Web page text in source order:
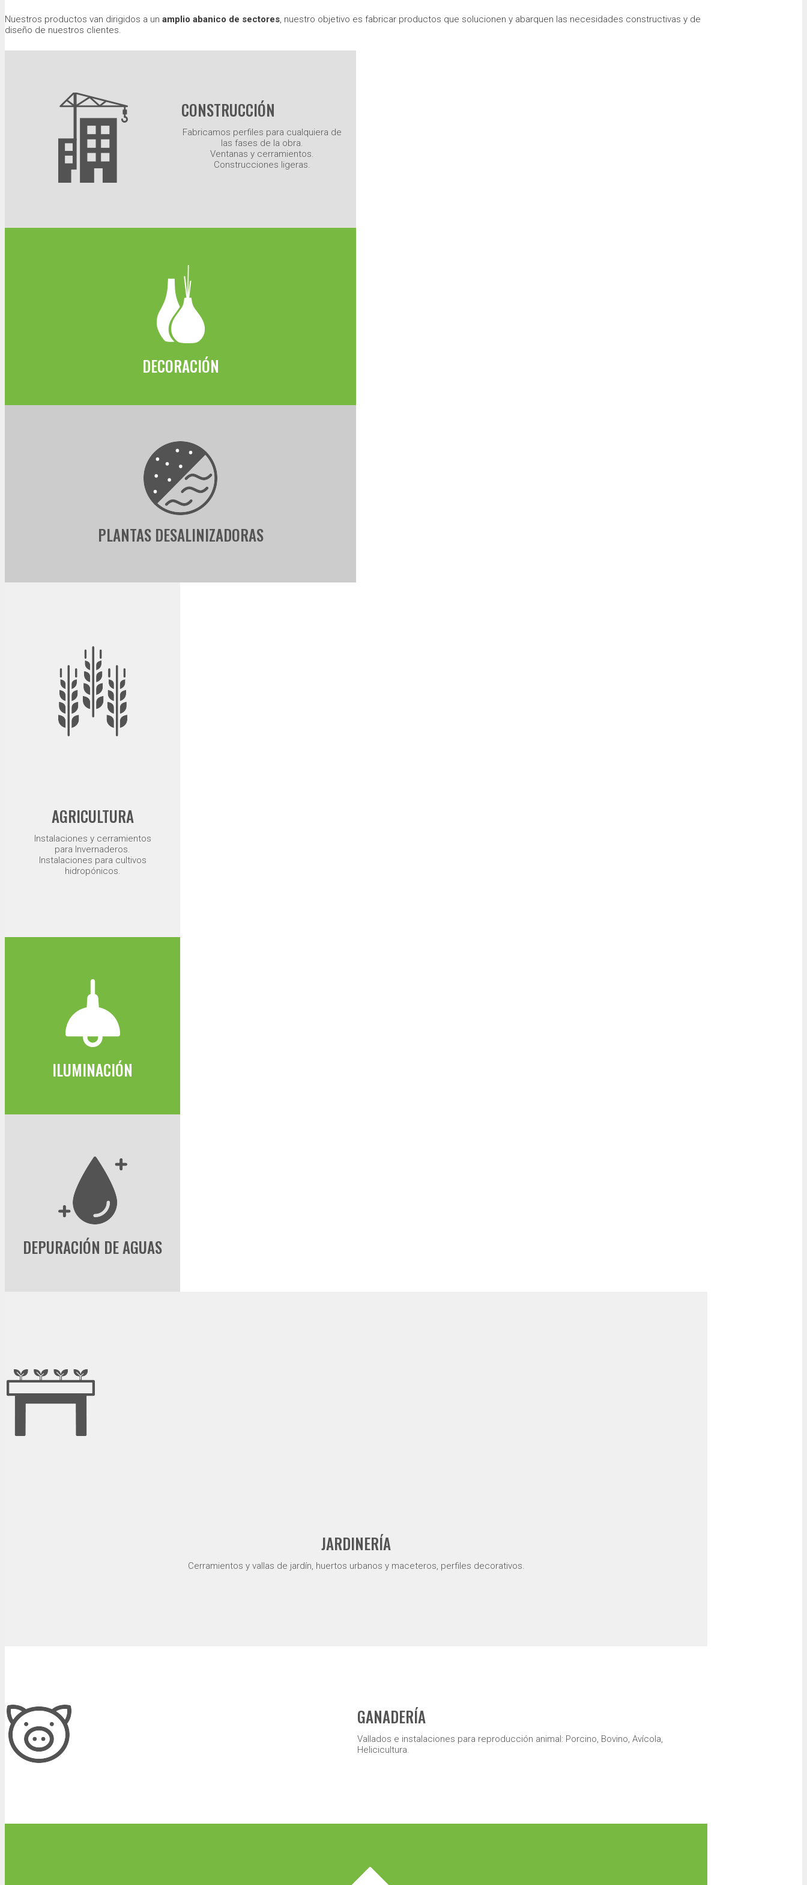
Nuestros productos van dirigidos a un amplio abanico de sectores, nuestro objetivo es fabricar productos que solucionen y abarquen las necesidades constructivas y de
diseño de nuestros clientes.
CONSTRUCCIÓN
Fabricamos perfiles para cualquiera de
las fases de la obra.
Ventanas y cerramientos.
Construcciones ligeras.
DECORACIÓN
PLANTAS DESALINIZADORAS
AGRICULTURA
Instalaciones y cerramientos
para Invernaderos.
Instalaciones para cultivos
hidropónicos.
ILUMINACIÓN
DEPURACIÓN DE AGUAS
JARDINERÍA
Cerramientos y vallas de jardín, huertos urbanos y maceteros, perfiles decorativos.
GANADERÍA
Vallados e instalaciones para reproducción animal: Porcino, Bovino, Avícola,
Helicicultura.